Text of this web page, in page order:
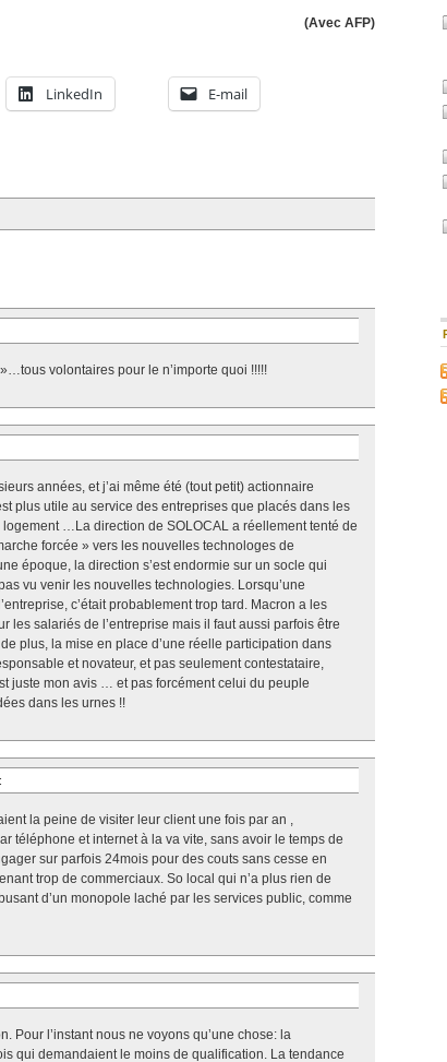
(Avec AFP)
LinkedIn
E-mail
volontaires pour le n’importe quoi !!!!!
années, et j’ai même été (tout petit) actionnaire
plus utile au service des entreprises que placés dans les
…La direction de SOLOCAL a réellement tenté de
forcée » vers les nouvelles technologes de
époque, la direction s’est endormie sur un socle qui
vu venir les nouvelles technologies. Lorsqu’une
c’était probablement trop tard. Macron a les
salariés de l’entreprise mais il faut aussi parfois être
plus, la mise en place d’une réelle participation dans
et novateur, et pas seulement contestataire,
juste mon avis … et pas forcément celui du peuple
dans les urnes !!
:
la peine de visiter leur client une fois par an ,
téléphone et internet à la va vite, sans avoir le temps de
sur parfois 24mois pour des couts sans cesse en
trop de commerciaux. So local qui n’a plus rien de
d’un monopole laché par les services public, comme
Pour l’instant nous ne voyons qu’une chose: la
qui demandaient le moins de qualification. La tendance